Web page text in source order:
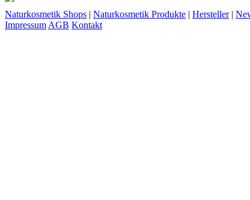
Naturkosmetik Shops | Naturkosmetik Produkte | Hersteller|
Impressum AGB Kontakt